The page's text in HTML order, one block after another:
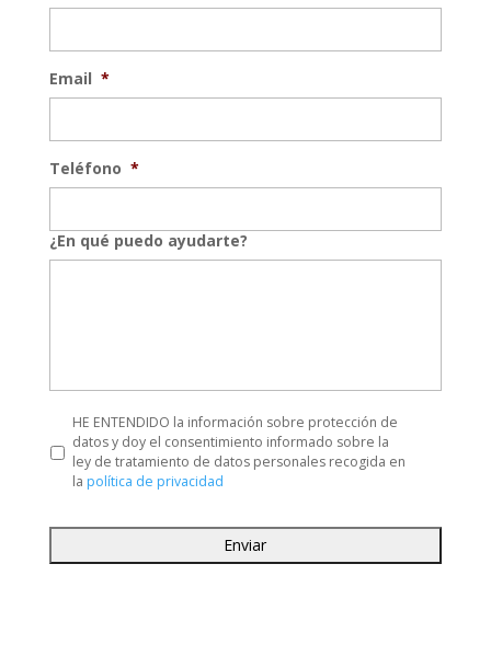
Email *
Teléfono *
¿En qué puedo ayudarte?
HE ENTENDIDO la información sobre protección de
datos y doy el consentimiento informado sobre la
ley de tratamiento de datos personales recogida en
la política de privacidad